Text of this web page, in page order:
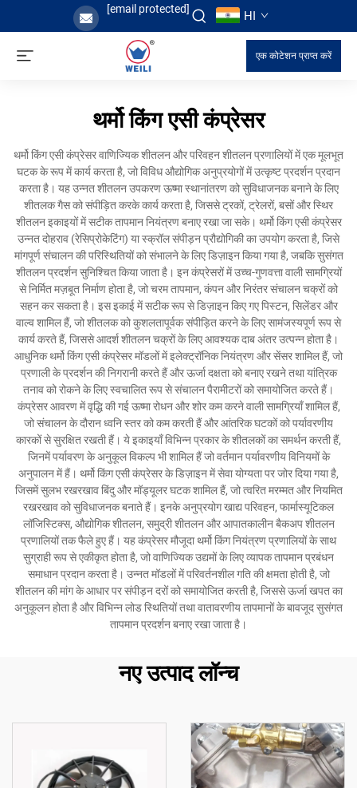
[email protected] HI
एक कोटेशन प्राप्त करें
थर्मो किंग एसी कंप्रेसर
थर्मो किंग एसी कंप्रेसर वाणिज्यिक शीतलन और परिवहन शीतलन प्रणालियों में एक मूलभूत
घटक के रूप में कार्य करता है, जो विविध औद्योगिक अनुप्रयोगों में उत्कृष्ट प्रदर्शन प्रदान
करता है। यह उन्नत शीतलन उपकरण ऊष्मा स्थानांतरण को सुविधाजनक बनाने के लिए
शीतलक गैस को संपीड़ित करके कार्य करता है, जिससे ट्रकों, ट्रेलरों, बसों और स्थिर
शीतलन इकाइयों में सटीक तापमान नियंत्रण बनाए रखा जा सके। थर्मो किंग एसी कंप्रेसर
उन्नत दोहराव (रेसिप्रोकेटिंग) या स्क्रॉल संपीड़न प्रौद्योगिकी का उपयोग करता है, जिसे
मांगपूर्ण संचालन की परिस्थितियों को संभालने के लिए डिज़ाइन किया गया है, जबकि सुसंगत
शीतलन प्रदर्शन सुनिश्चित किया जाता है। इन कंप्रेसरों में उच्च-गुणवत्ता वाली सामग्रियों
से निर्मित मज़बूत निर्माण होता है, जो चरम तापमान, कंपन और निरंतर संचालन चक्रों को
सहन कर सकता है। इस इकाई में सटीक रूप से डिज़ाइन किए गए पिस्टन, सिलेंडर और
वाल्व शामिल हैं, जो शीतलक को कुशलतापूर्वक संपीड़ित करने के लिए सामंजस्यपूर्ण रूप से
कार्य करते हैं, जिससे आदर्श शीतलन चक्रों के लिए आवश्यक दाब अंतर उत्पन्न होता है।
आधुनिक थर्मो किंग एसी कंप्रेसर मॉडलों में इलेक्ट्रॉनिक नियंत्रण और सेंसर शामिल हैं, जो
प्रणाली के प्रदर्शन की निगरानी करते हैं और ऊर्जा दक्षता को बनाए रखने तथा यांत्रिक
तनाव को रोकने के लिए स्वचालित रूप से संचालन पैरामीटरों को समायोजित करते हैं।
कंप्रेसर आवरण में वृद्धि की गई ऊष्मा रोधन और शोर कम करने वाली सामग्रियाँ शामिल हैं,
जो संचालन के दौरान ध्वनि स्तर को कम करती हैं और आंतरिक घटकों को पर्यावरणीय
कारकों से सुरक्षित रखती हैं। ये इकाइयाँ विभिन्न प्रकार के शीतलकों का समर्थन करती हैं,
जिनमें पर्यावरण के अनुकूल विकल्प भी शामिल हैं जो वर्तमान पर्यावरणीय विनियमों के
अनुपालन में हैं। थर्मो किंग एसी कंप्रेसर के डिज़ाइन में सेवा योग्यता पर जोर दिया गया है,
जिसमें सुलभ रखरखाव बिंदु और मॉड्यूलर घटक शामिल हैं, जो त्वरित मरम्मत और नियमित
रखरखाव को सुविधाजनक बनाते हैं। इनके अनुप्रयोग खाद्य परिवहन, फार्मास्यूटिकल
लॉजिस्टिक्स, औद्योगिक शीतलन, समुद्री शीतलन और आपातकालीन बैकअप शीतलन
प्रणालियों तक फैले हुए हैं। यह कंप्रेसर मौजूदा थर्मो किंग नियंत्रण प्रणालियों के साथ
सुग्राही रूप से एकीकृत होता है, जो वाणिज्यिक उद्यमों के लिए व्यापक तापमान प्रबंधन
समाधान प्रदान करता है। उन्नत मॉडलों में परिवर्तनशील गति की क्षमता होती है, जो
शीतलन की मांग के आधार पर संपीड़न दरों को समायोजित करती है, जिससे ऊर्जा खपत का
अनुकूलन होता है और विभिन्न लोड स्थितियों तथा वातावरणीय तापमानों के बावजूद सुसंगत
तापमान प्रदर्शन बनाए रखा जाता है।
नए उत्पाद लॉन्च